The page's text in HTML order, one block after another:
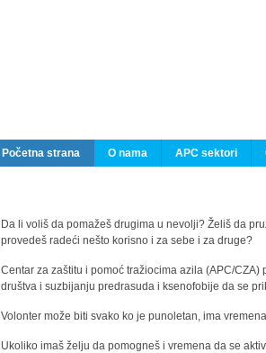
Početna strana
O nama APC sektori
Da li voliš da pomažeš drugima u nevolji? Želiš da
provedeš radeći nešto korisno i za sebe i za druge?
Centar za zaštitu i pomoć tražiocima azila (APC/
društva i suzbijanju predrasuda i ksenofobije da se
Volonter može biti svako ko je punoletan, ima
Ukoliko imaš želju da pomogneš i vremena da se